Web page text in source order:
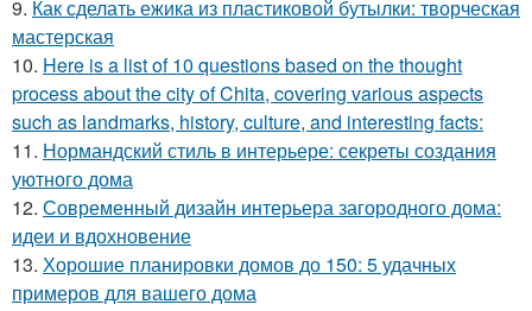
9. Как сделать ежика из пластиковой бутылки: творческая
мастерская
10. Here is a list of 10 questions based on the thought
process about the city of Chita, covering various aspects
such as landmarks, history, culture, and interesting facts:
11. Нормандский стиль в интерьере: секреты создания
уютного дома
12. Современный дизайн интерьера загородного дома:
идеи и вдохновение
13. Хорошие планировки домов до 150: 5 удачных
примеров для вашего дома